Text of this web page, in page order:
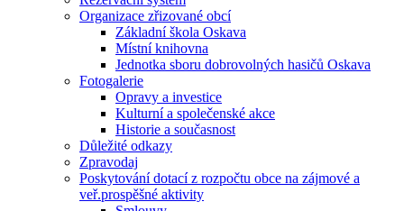
Organizace zřizované obcí
Základní škola Oskava
Místní knihovna
Jednotka sboru dobrovolných hasičů Oskava
Fotogalerie
Opravy a investice
Kulturní a společenské akce
Historie a současnost
Důležité odkazy
Zpravodaj
Poskytování dotací z rozpočtu obce na zájmové a
veř.prospěšné aktivity